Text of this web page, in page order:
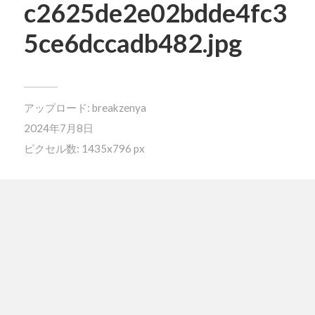
c2625de2e02bdde4fc3
5ce6dccadb482.jpg
アップロード: breakzenya
2024年7月8日
ピクセル数: 1435x796 px